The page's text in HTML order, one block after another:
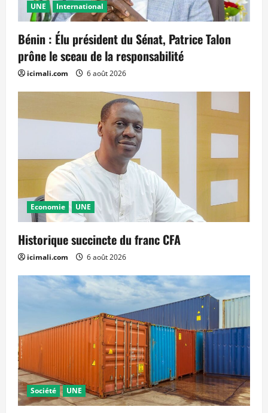
UNE International
Bénin : Élu président du Sénat, Patrice Talon
prône le sceau de la responsabilité
icimali.com 6 août 2026
Economie UNE
Historique succincte du franc CFA
icimali.com 6 août 2026
Société UNE